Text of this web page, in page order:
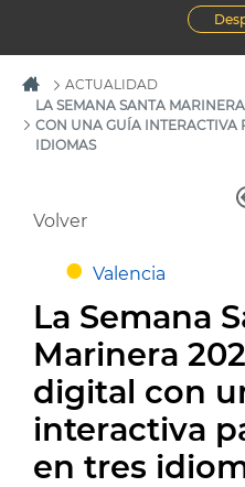
ACTUALIDAD
LA SEMANA SANTA
CON UNA GUÍA INTERACTIVA
IDIOMAS
Volver
Valencia
La Semana
Marinera
digital con
interactiva
en tres